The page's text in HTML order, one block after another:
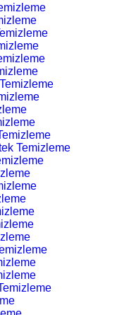
Temizleme